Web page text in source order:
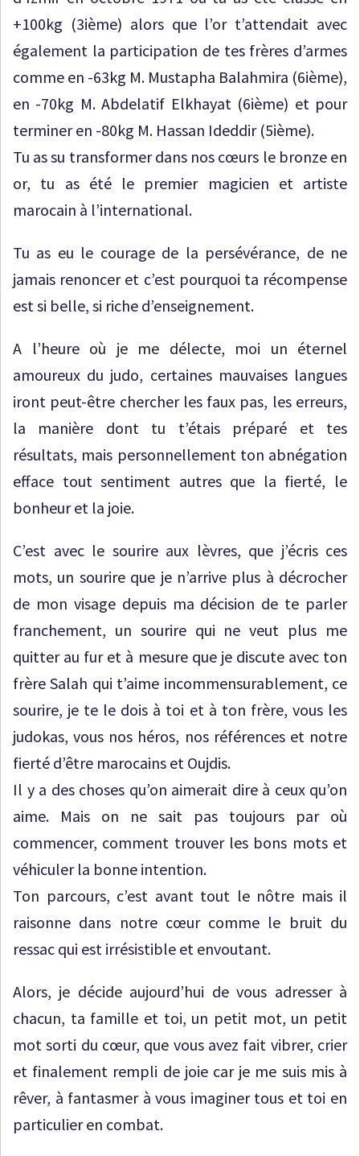
+100kg (3ième) alors que l’or t’attendait avec
également la participation de tes frères d’armes
comme en -63kg M. Mustapha Balahmira (6ième),
en -70kg M. Abdelatif Elkhayat (6ième) et pour
terminer en -80kg M. Hassan Ideddir (5ième).
Tu as su transformer dans nos cœurs le bronze en
or, tu as été le premier magicien et artiste
marocain à l’international.
Tu as eu le courage de la persévérance, de ne
jamais renoncer et c’est pourquoi ta récompense
est si belle, si riche d’enseignement.
A l’heure où je me délecte, moi un éternel
amoureux du judo, certaines mauvaises langues
iront peut-être chercher les faux pas, les erreurs,
la manière dont tu t’étais préparé et tes
résultats, mais personnellement ton abnégation
efface tout sentiment autres que la fierté, le
bonheur et la joie.
C’est avec le sourire aux lèvres, que j’écris ces
mots, un sourire que je n’arrive plus à décrocher
de mon visage depuis ma décision de te parler
franchement, un sourire qui ne veut plus me
quitter au fur et à mesure que je discute avec ton
frère Salah qui t’aime incommensurablement, ce
sourire, je te le dois à toi et à ton frère, vous les
judokas, vous nos héros, nos références et notre
fierté d’être marocains et Oujdis.
Il y a des choses qu’on aimerait dire à ceux qu’on
aime. Mais on ne sait pas toujours par où
commencer, comment trouver les bons mots et
véhiculer la bonne intention.
Ton parcours, c’est avant tout le nôtre mais il
raisonne dans notre cœur comme le bruit du
ressac qui est irrésistible et envoutant.
Alors, je décide aujourd’hui de vous adresser à
chacun, ta famille et toi, un petit mot, un petit
mot sorti du cœur, que vous avez fait vibrer, crier
et finalement rempli de joie car je me suis mis à
rêver, à fantasmer à vous imaginer tous et toi en
particulier en combat.